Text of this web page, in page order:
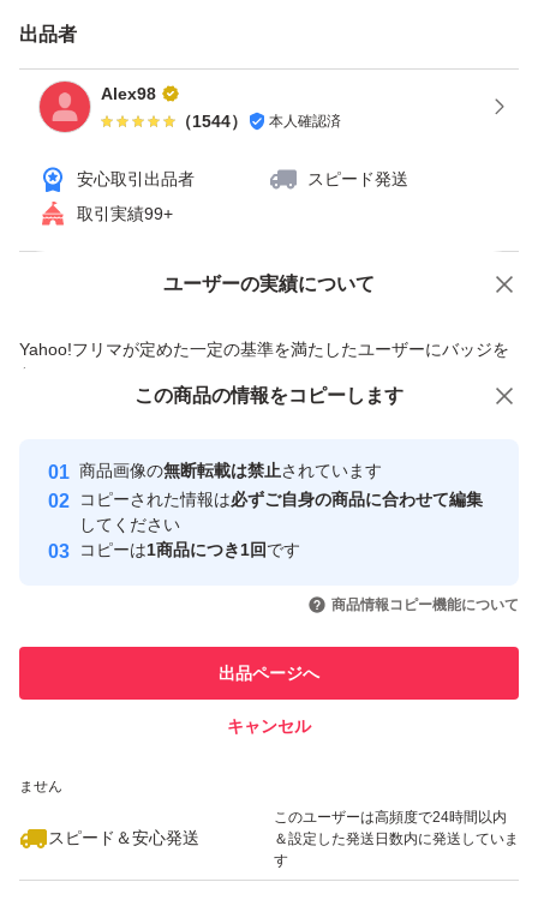
出品者
Alex98
（1544） 本人確認済
安心取引出品者
スピード発送
取引実績99+
ユーザーの実績について
Yahoo!フリマが定めた一定の基準を満たしたユーザーにバッジを
付与しています
安心取引出品者
心・安全なユーザーです
取引実績
引を完了させた実績があります
での取引実績があります
ません
スピード＆安心発送
このユーザーは高頻度で24時間以内
＆設定した発送日数内に発送していま
す
価格の相談 商品への質問
この商品の情報をコピーします
商品画像の無断転載は禁止されています
コピーされた情報は必ずご自身の商品に合わせて編集
してください
コピーは1商品につき1回です
商品情報コピー機能について
出品ページへ
キャンセル
この商品をみている人にオススメ